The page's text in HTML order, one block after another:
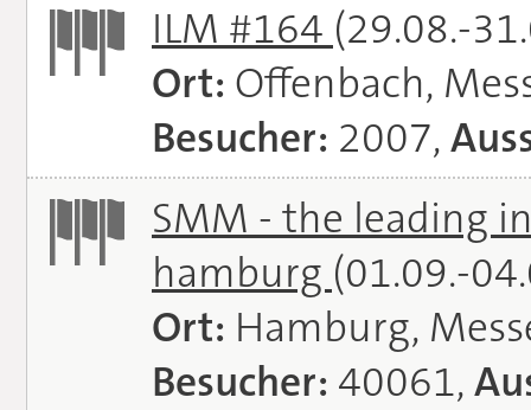
ILM #164 (29.08.-
Ort: Offenbach,
Besucher: 2007,
SMM - the leading
hamburg (01.09.-
Ort: Hamburg,
Besucher: 40061,